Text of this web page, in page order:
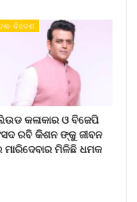
ବିଦେଶ
କଳାକାର ଓ ବିଜେପି
ରବି କିଶନ ଙ୍କୁ ଜୀବନ
ମାରିଦେବାର ମିଳିଛି ଧମକ